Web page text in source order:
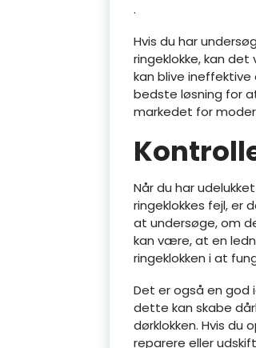
.
Hvis du har
ringeklokke, kan
kan blive
bedste løsning for
markedet for
Når du har
ringeklokkes fejl, er
at undersøge, om
kan være, at en
ringeklokken i at
Det er også en god
dette kan skabe
dørklokken. Hvis
reparere eller